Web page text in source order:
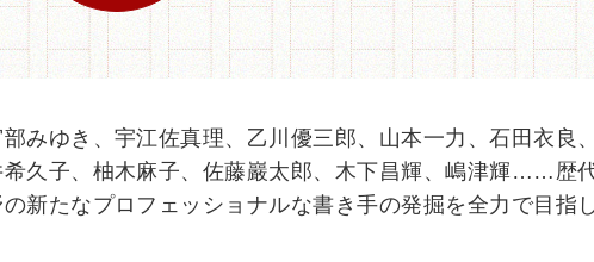
みゆき、宇江佐真理、乙川優三郎、山本一力、石田衣良
久子、柚木麻子、佐藤巖太郎、木下昌輝、嶋津輝……歴
新たなプロフェッショナルな書き手の発掘を全力で目指し